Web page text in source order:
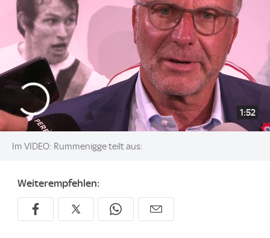
1:52
Im VIDEO: Rummenigge teilt aus:
Weiterempfehlen: